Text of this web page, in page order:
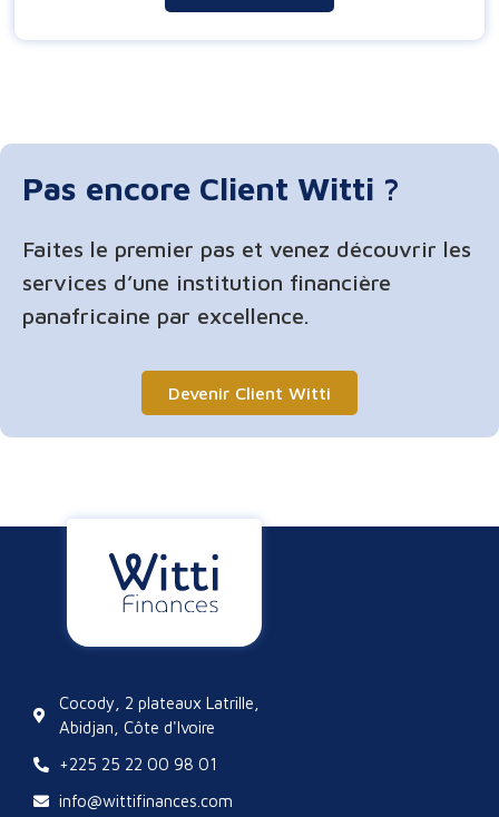
Pas encore Client Witti ?
Faites le premier pas et venez découvrir les
services d’une institution financière
panafricaine par excellence.
Devenir Client Witti
Cocody, 2 plateaux Latrille,
Abidjan, Côte d'Ivoire
+225 25 22 00 98 01
info@wittifinances.com